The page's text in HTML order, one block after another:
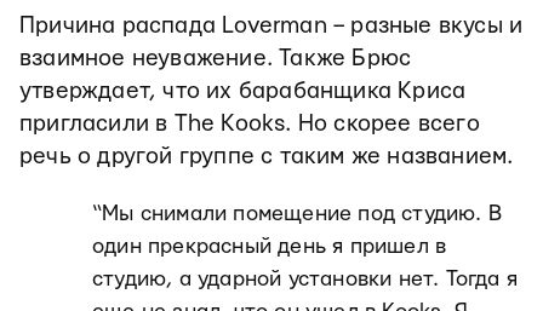
Причина распада Loverman – разные вкусы и
взаимное неуважение. Также Брюс
утверждает, что их барабанщика Криса
пригласили в The Kooks. Но скорее всего
речь о другой группе с таким же названием.
“Мы снимали помещение под студию. В
один прекрасный день я пришел в
студию, а ударной установки нет. Тогда я